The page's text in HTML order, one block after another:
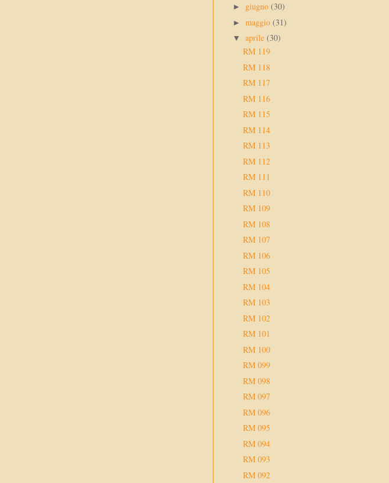
► giugno (30)
► maggio (31)
▼ aprile (30)
RM 119
RM 118
RM 117
RM 116
RM 115
RM 114
RM 113
RM 112
RM 111
RM 110
RM 109
RM 108
RM 107
RM 106
RM 105
RM 104
RM 103
RM 102
RM 101
RM 100
RM 099
RM 098
RM 097
RM 096
RM 095
RM 094
RM 093
RM 092